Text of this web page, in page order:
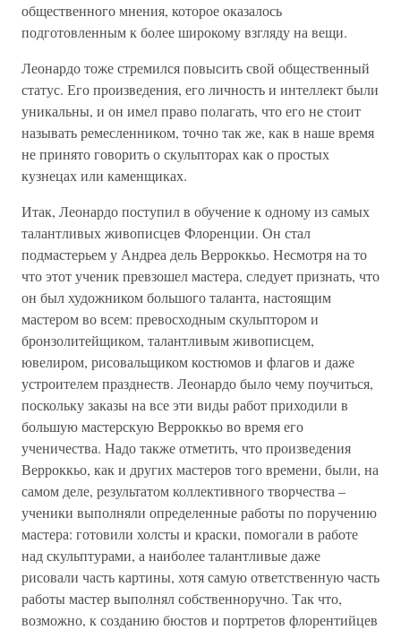
общественного мнения, которое оказалось
подготовленным к более широкому взгляду на вещи.
Леонардо тоже стремился повысить свой общественный
статус. Его произведения, его личность и интеллект были
уникальны, и он имел право полагать, что его не стоит
называть ремесленником, точно так же, как в наше время
не принято говорить о скульпторах как о простых
кузнецах или каменщиках.
Итак, Леонардо поступил в обучение к одному из самых
талантливых живописцев Флоренции. Он стал
подмастерьем у Андреа дель Верроккьо. Несмотря на то
что этот ученик превзошел мастера, следует признать, что
он был художником большого таланта, настоящим
мастером во всем: превосходным скульптором и
бронзолитейщиком, талантливым живописцем,
ювелиром, рисовальщиком костюмов и флагов и даже
устроителем празднеств. Леонардо было чему поучиться,
поскольку заказы на все эти виды работ приходили в
большую мастерскую Верроккьо во время его
ученичества. Надо также отметить, что произведения
Верроккьо, как и других мастеров того времени, были, на
самом деле, результатом коллективного творчества –
ученики выполняли определенные работы по поручению
мастера: готовили холсты и краски, помогали в работе
над скульптурами, а наиболее талантливые даже
рисовали часть картины, хотя самую ответственную часть
работы мастер выполнял собственноручно. Так что,
возможно, к созданию бюстов и портретов флорентийцев